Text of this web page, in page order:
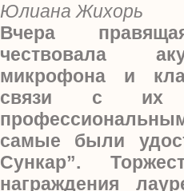
Юлиана Жихорь
Вчера
чествовала
микрофона и
связи с их
самые были
Сункар”.
награждения